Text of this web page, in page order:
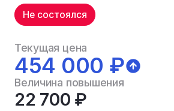
Не состоялся
Текущая цена
454 000 ₽
Величина повышения
22 700 ₽